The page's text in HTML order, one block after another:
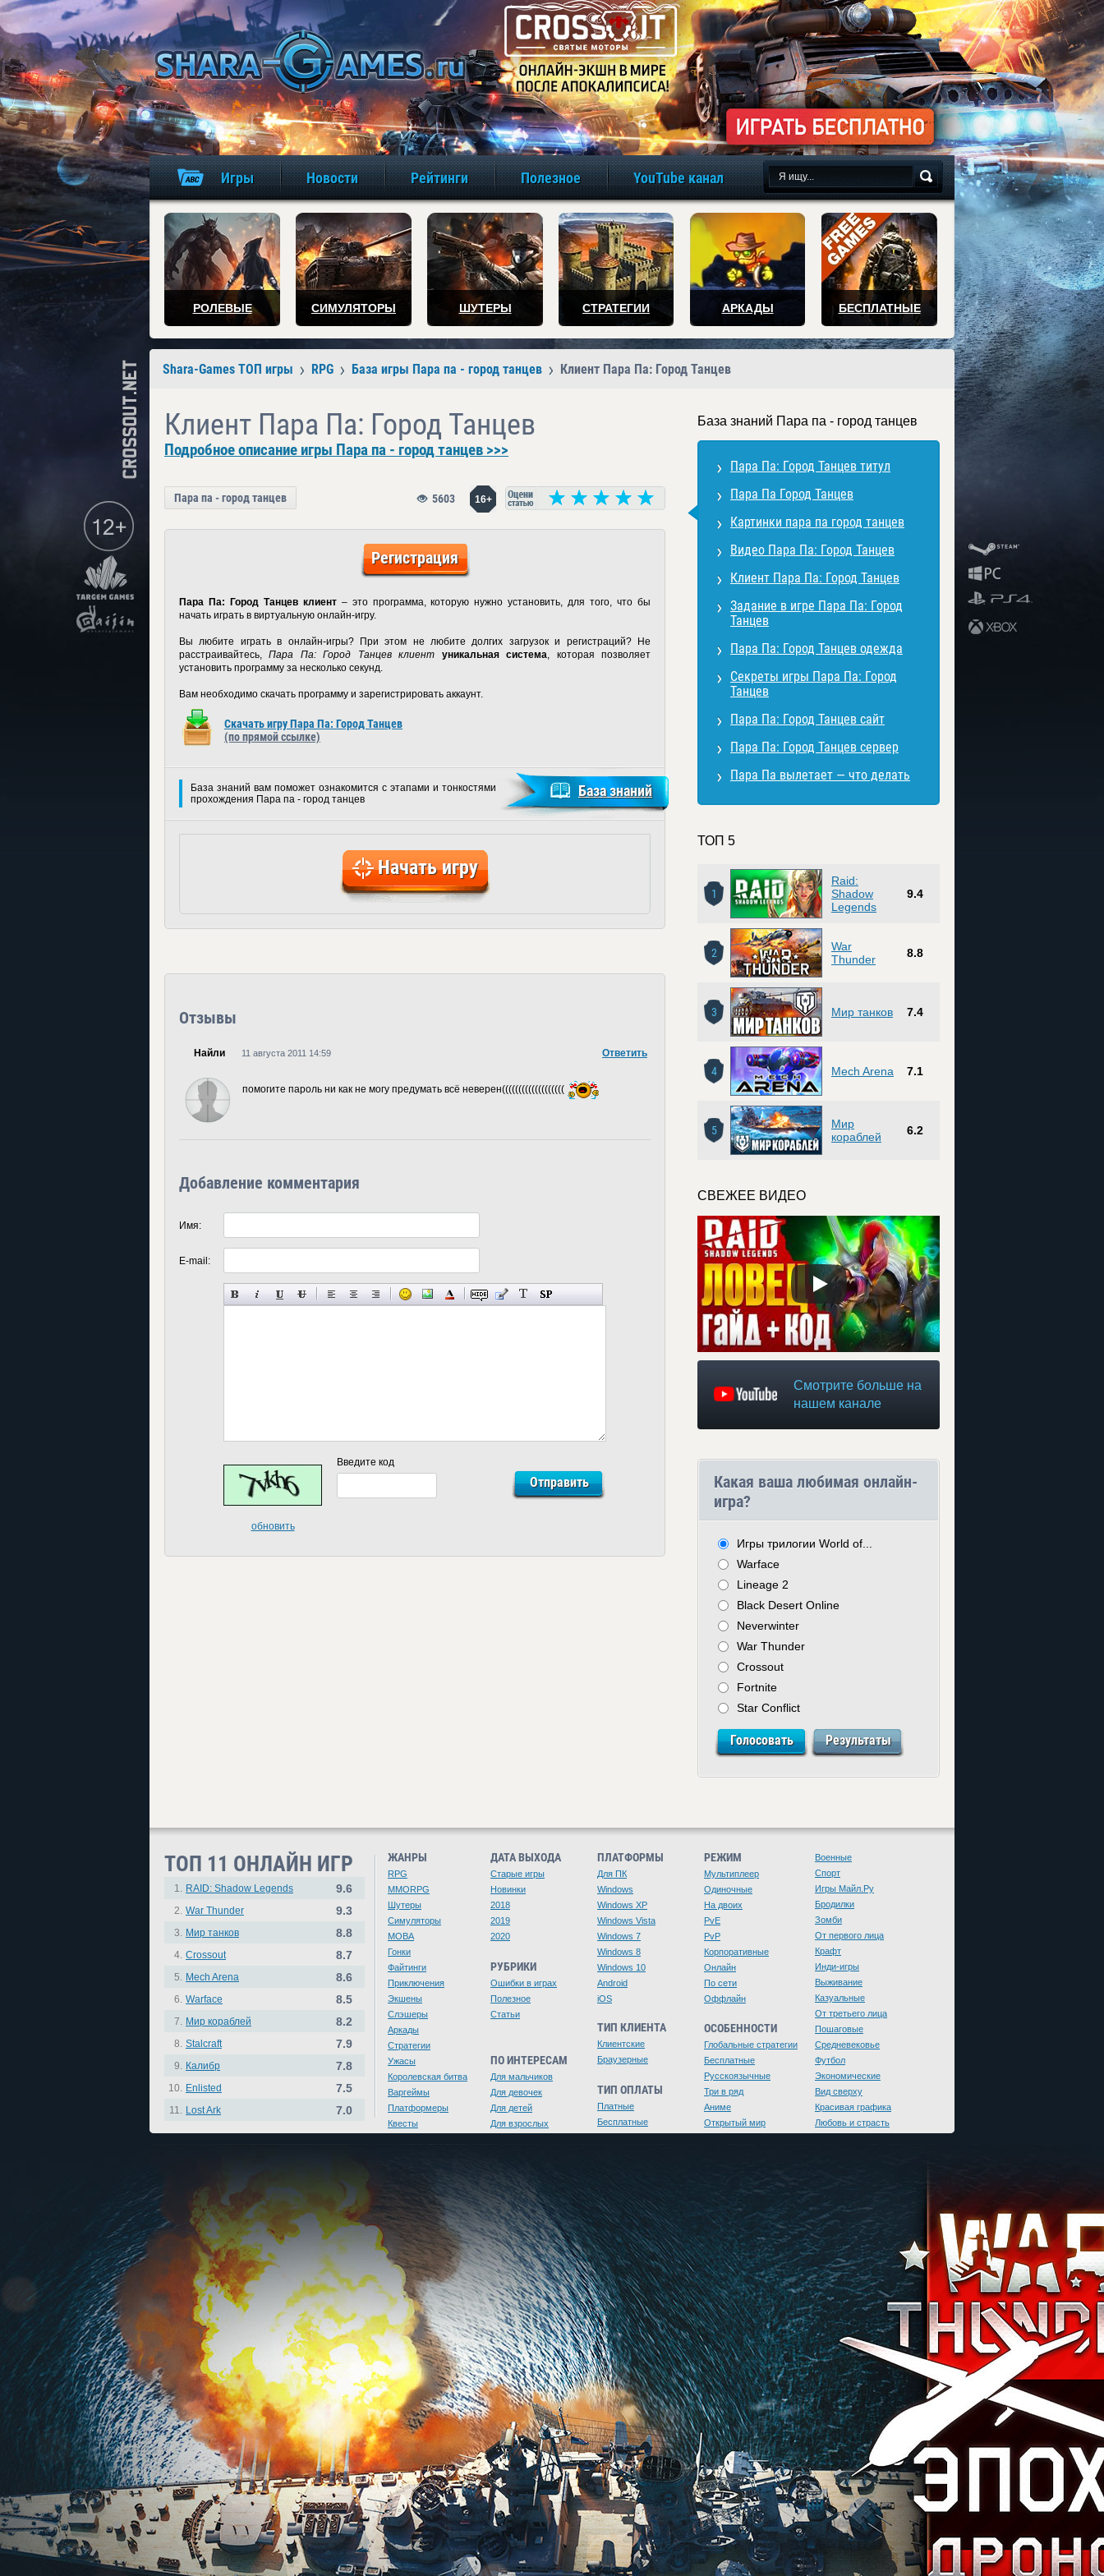
игры онлайн бесплатно
Игры Новости Рейтинги Полезное YouTube канал
РОЛЕВЫЕ СИМУЛЯТОРЫ ШУТЕРЫ СТРАТЕГИИ АРКАДЫ БЕСПЛАТНЫЕ
Shara-Games ТОП игры RPG База игры Пара па - город танцев Клиент Пара Па: Город Танцев
Клиент Пара Па: Город Танцев
Подробное описание игры Пара па - город танцев >>>
Пара па - город танцев 16+
5603
Регистрация
Пара Па: Город Танцев клиент– это программа, которую нужно установить, для того, что бы
начать играть в виртуальную онлайн-игру.
Вы любите играть в онлайн-игры? При этом не любите долгих загрузок и регистраций? Не
расстраивайтесь,Пара Па: Город Танцев клиент уникальная система, которая позволяет
установить программу за несколько секунд.
Вам необходимо скачать программу и зарегистрировать аккаунт.
Скачать игру Пара Па: Город Танцев
(по прямой ссылке)
База знаний вам поможет ознакомится с этапами и тонкостями
прохождения Пара па - город танцев
База знаний
Начать игру
Отзывы
Найли Ответить
11 августа 2011 14:59
помогите пароль ни как не могу предумать всё неверен(((((((((((((((((((
Добавление комментария
Имя:
E-mail:
обновить
Введите код
База знаний Пара па - город танцев
Пара Па: Город Танцев титул
Пара Па Город Танцев
Картинки пара па город танцев
Видео Пара Па: Город Танцев
Клиент Пара Па: Город Танцев
Задание в игре Пара Па: Город
Танцев
Пара Па: Город Танцев одежда
Секреты игры Пара Па: Город
Танцев
Пара Па: Город Танцев сайт
Пара Па: Город Танцев сервер
Пара Па вылетает — что делать
ТОП 5
1
Raid:
Shadow
Legends
9.4
2
War
Thunder
8.8
3 Мир танков 7.4
4 Mech Arena 7.1
5
Мир
кораблей
6.2
СВЕЖЕЕ ВИДЕО
Смотрите больше на
нашем канале
Какая ваша любимая онлайн-
игра?
Игры трилогии World of...
Warface
Lineage 2
Black Desert Online
Neverwinter
War Thunder
Crossout
Fortnite
Star Conflict
ТОП 11 ОНЛАЙН ИГР
1. RAID: Shadow Legends 9.6
2. War Thunder 9.3
3. Мир танков 8.8
4. Crossout 8.7
5. Mech Arena 8.6
6. Warface 8.5
7. Мир кораблей 8.2
8. Stalcraft 7.9
9. Калибр 7.8
10. Enlisted 7.5
11. Lost Ark 7.0
ЖАНРЫ
RPG
MMORPG
Шутеры
Симуляторы
MOBA
Гонки
Файтинги
Приключения
Экшены
Слэшеры
Аркады
Стратегии
Ужасы
Королевская битва
Варгеймы
Платформеры
Квесты
ДАТА ВЫХОДА
Старые игры
Новинки
2018
2019
2020
РУБРИКИ
Ошибки в играх
Полезное
Статьи
ПО ИНТЕРЕСАМ
Для мальчиков
Для девочек
Для детей
Для взрослых
ПЛАТФОРМЫ
Для ПК
Windows
Windows XP
Windows Vista
Windows 7
Windows 8
Windows 10
Android
iOS
ТИП КЛИЕНТА
Клиентские
Браузерные
ТИП ОПЛАТЫ
Платные
Бесплатные
РЕЖИМ
Мультиплеер
Одиночные
На двоих
PvE
PvP
Корпоративные
Онлайн
По сети
Оффлайн
ОСОБЕННОСТИ
Глобальные стратегии
Бесплатные
Русскоязычные
Три в ряд
Аниме
Открытый мир
Военные
Спорт
Игры Майл.Ру
Бродилки
Зомби
От первого лица
Крафт
Инди-игры
Выживание
Казуальные
От третьего лица
Пошаговые
Средневековье
Футбол
Экономические
Вид сверху
Красивая графика
Любовь и страсть